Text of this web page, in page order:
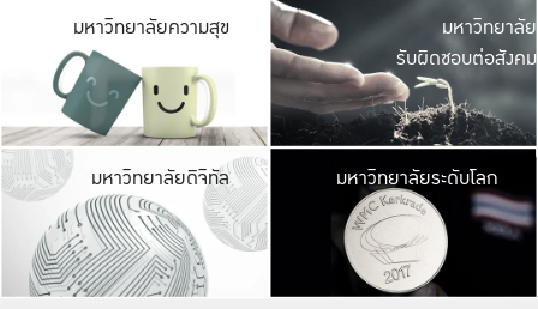
มหาวิทยาลัยความสุข มหาวิ
ค
เปิดประ
และพบเรื่องราวใ
มหาวิทยาลัย
รับผิดชอบต่อสังคม
มหาวิทยาลัยดิจิทัล มหาวิ
เปลี่ยนแปลง แล
เพื่อทำง
ระบบสารสนเทศ
มหาวิทยาลัยระดับโลก